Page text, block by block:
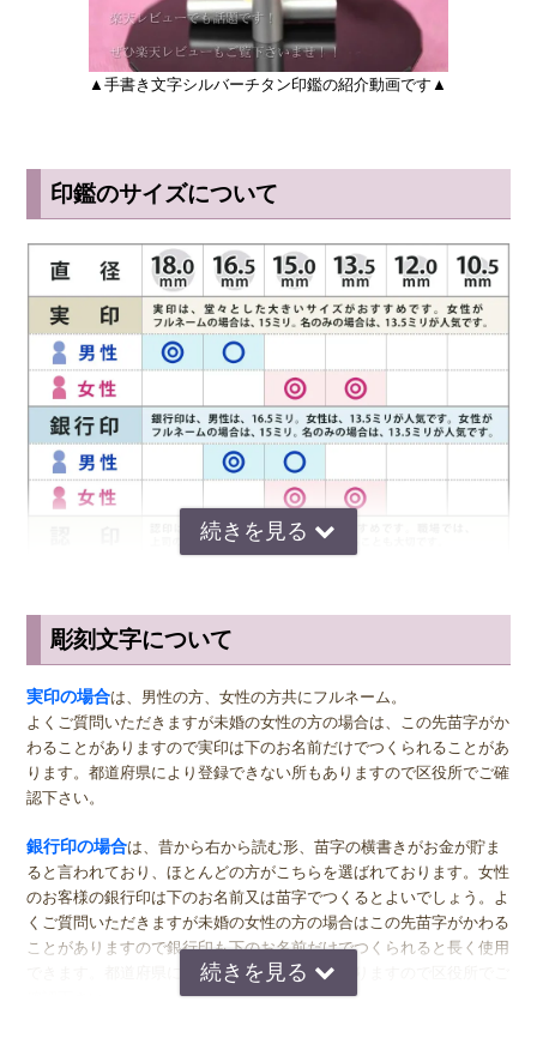
◆ 水洗いできる印鑑
一般的な印鑑は、柘や水牛などの天然素材のため水洗いするとひび割
れの原因になります。しかしチタン印鑑は、
● 汚れが落ちやすい
● 手入れが簡単
というメリットがあります。
朱肉汚れや泥汚れが付いても歯ブラシなどで水洗いすれば簡単にきれ
いになります。海水でも錆びないため水害などの状況でも長く使い続
けることができます。
◆ チタン印鑑は実印におすすめ
実印は、
● 不動産契約
そのため
● 欠けない
● 摩耗しない
という特徴を持つチタン印鑑は、
実印として非常におすすめの印材で
れています。
◆ 西野オンライン工房のチタン印鑑
西野オンライン工房では、京印章制作士井ノ口清一 が一本一本手書き
文字から印影を設計し職人の手仕上げで彫刻しています。大量生産の
フォント印鑑とは違い
▲手書き文字シルバーチタン印鑑の紹介動画です▲
印鑑のサイズについて
サイズ選びのアドバイス
実印の男性用は、堂々とした大きいサイズの直径16.5ミリまたは18.0
ミリがおすすめです。女性用の実印でフルネームの場合は、15.0ミ
リ。女性用の実印で名のみの場合は、13.5ミリがおすすめです。女性
の方でご結婚されている場合は、ご主人様より小さいものをお選びに
なるのが一般的ですが、同じ大きさの実印でも問題ございません。女
女関係なく大きいものをおすすめします。代表者としての実印をお作
り下さい。印材によっては、21.0ミリもご用意しています。ご入用の
際は、各商品ページにてご確認ください。
銀行印の男性用は、16.5ミリがおすすめです。女性用は、13.5ミリ
彫刻文字について
実印の場合は、男性の方、女性の方共にフルネーム。
よくご質問いただきますが未婚の女性の方の場合は、この先苗字がか
わることがありますので実印は下のお名前だけでつくられることがあ
ります。都道府県により登録できない所もありますので区役所でご確
認下さい。
銀行印の場合は、昔から右から読む形、苗字の横書きがお金が貯ま
ると言われており、ほとんどの方がこちらを選ばれております。女性
のお客様の銀行印は下のお名前又は苗字でつくるとよいでしょう。よ
くご質問いただきますが未婚の女性の方の場合はこの先苗字がかわる
ことがありますので銀行印も下のお名前だけでつくられると長く使用
できます。都道府県により登録できない所もありますので区役所でご